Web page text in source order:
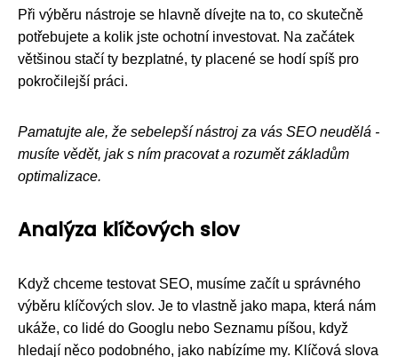
Při výběru nástroje se hlavně dívejte na to, co skutečně
potřebujete a kolik jste ochotní investovat. Na začátek
většinou stačí ty bezplatné, ty placené se hodí spíš pro
pokročilejší práci.
Pamatujte ale, že sebelepší nástroj za vás SEO neudělá -
musíte vědět, jak s ním pracovat a rozumět základům
optimalizace.
Analýza klíčových slov
Když chceme testovat SEO, musíme začít u správného
výběru klíčových slov. Je to vlastně jako mapa, která nám
ukáže, co lidé do Googlu nebo Seznamu píšou, když
hledají něco podobného, jako nabízíme my. Klíčová slova